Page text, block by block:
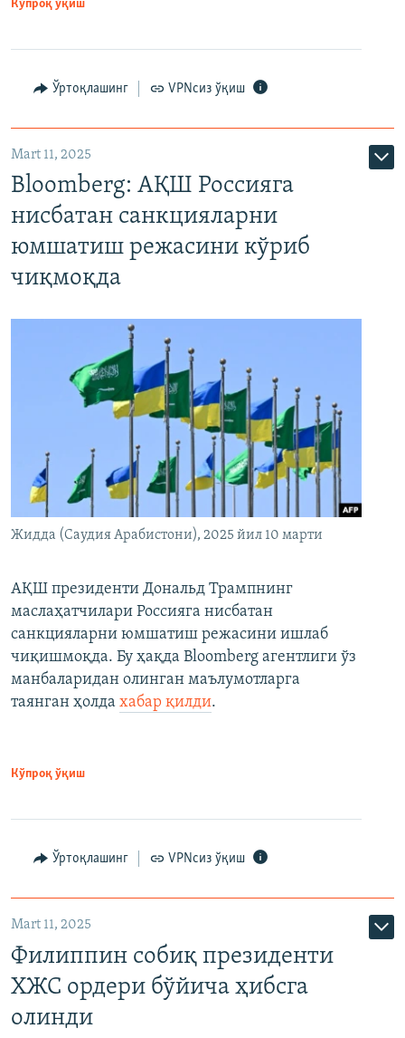
Кўпроқ ўқиш
Ўртоқлашинг VPNсиз ўқиш
Mart 11, 2025
Bloomberg: АҚШ Россияга
нисбатан санкцияларни
юмшатиш режасини кўриб
чиқмоқда
Жидда (Саудия Арабистони), 2025 йил 10 марти
АҚШ президенти Дональд Трампнинг
маслаҳатчилари Россияга нисбатан
санкцияларни юмшатиш режасини ишлаб
чиқишмоқда. Бу ҳақда Bloomberg агентлиги ўз
манбаларидан олинган маълумотларга
таянган ҳолда хабар қилди.
Кўпроқ ўқиш
Ўртоқлашинг VPNсиз ўқиш
Mart 11, 2025
Филиппин собиқ президенти
ХЖС ордери бўйича ҳибсга
олинди